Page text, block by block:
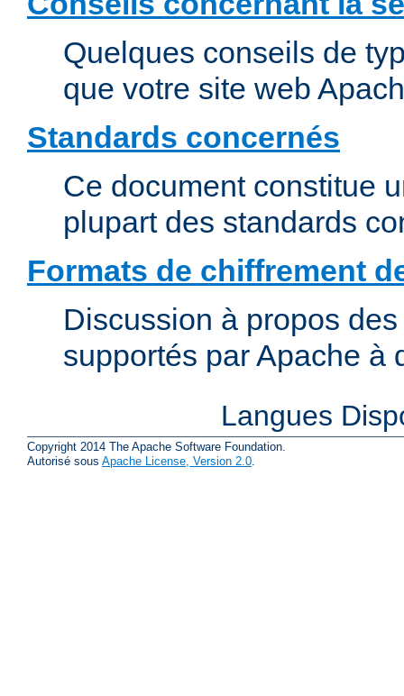
Quelques conseils de
que votre site web
Standards concernés
Ce document constitue
plupart des standards
Formats de chiffrement
Discussion à propos
supportés par Apache à
Langues
Copyright 2014 The Apache Software Foundation.
Autorisé sous Apache License, Version 2.0